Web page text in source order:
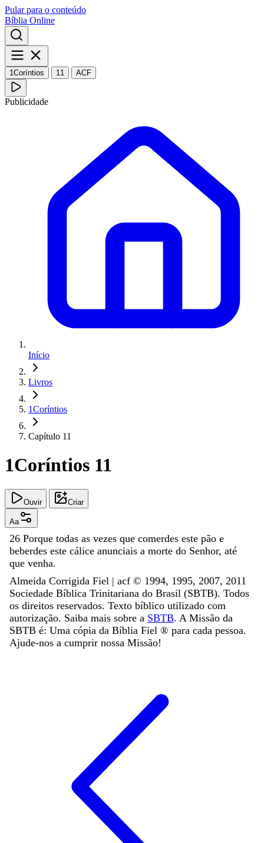
Pular para o conteúdo
Bíblia Online
1Coríntios 11 ACF
Publicidade
Início
Livros
1Coríntios
Capítulo 11
1Coríntios 11
Ouvir Criar
Aa
26 Porque todas as vezes que comerdes este pão e
beberdes este cálice anunciais a morte do Senhor, até
que venha.
Almeida Corrigida Fiel | acf ©️ 1994, 1995, 2007, 2011
Sociedade Bíblica Trinitariana do Brasil (SBTB). Todos
os direitos reservados. Texto bíblico utilizado com
autorização. Saiba mais sobre a SBTB. A Missão da
SBTB é: Uma cópia da Bíblia Fiel ®️ para cada pessoa.
Ajude-nos a cumprir nossa Missão!